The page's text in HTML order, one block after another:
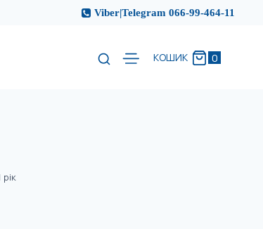
Viber|Telegram 066-99-464-11
КОШИК 0